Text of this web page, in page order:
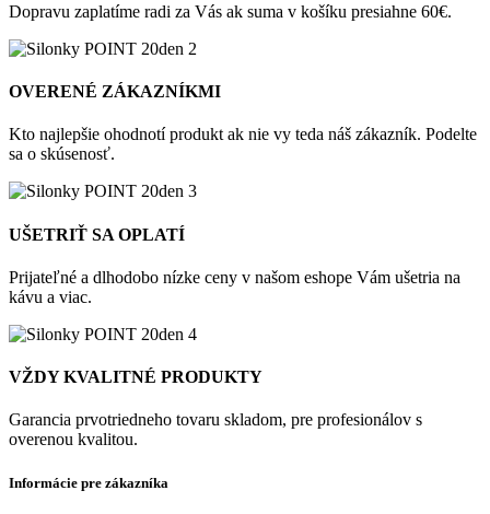
Dopravu zaplatíme radi za Vás ak suma v košíku presiahne 60€.
OVERENÉ ZÁKAZNÍKMI
Kto najlepšie ohodnotí produkt ak nie vy teda náš zákazník. Podelte
sa o skúsenosť.
UŠETRIŤ SA OPLATÍ
Prijateľné a dlhodobo nízke ceny v našom eshope Vám ušetria na
kávu a viac.
VŽDY KVALITNÉ PRODUKTY
Garancia prvotriedneho tovaru skladom, pre profesionálov s
overenou kvalitou.
Informácie pre zákazníka